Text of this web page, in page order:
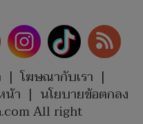
| โฆษณากับเรา |
น้า | นโยบายข้อตกลง
All right